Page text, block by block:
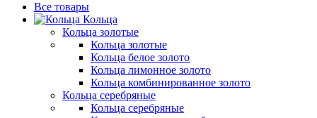
Все товары
Кольца
Кольца золотые
Кольца золотые
Кольца белое золото
Кольца лимонное золото
Кольца комбинированное золото
Кольца серебряные
Кольца серебряные